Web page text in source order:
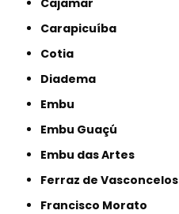
Carapicuíba
Cotia
Diadema
Embu
Embu Guaçú
Embu das Artes
Ferraz de Vasconcelos
Francisco Morato